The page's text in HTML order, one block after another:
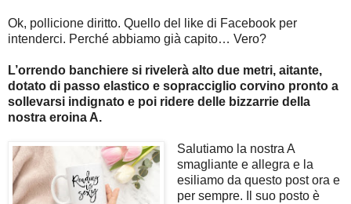
Ok, pollicione diritto. Quello del like di Facebook per
intenderci. Perché abbiamo già capito… Vero?
L’orrendo banchiere si rivelerà alto due metri, aitante,
dotato di passo elastico e sopracciglio corvino pronto a
sollevarsi indignato e poi ridere delle bizzarrie della
nostra eroina A.
Salutiamo la nostra A
smagliante e allegra e la
esiliamo da questo post ora e
per sempre. Il suo posto è